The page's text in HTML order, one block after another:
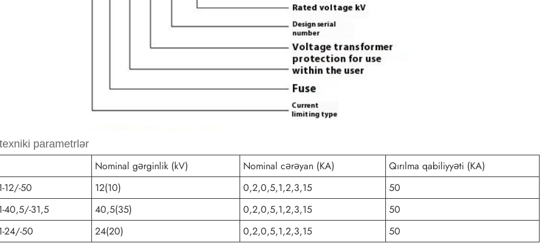
parametrlər
Nominal gərginlik (kV) Nominal cərəyan (KA)
Qırılma qabiliyyəti (KA)
12/-50
12(10) 0,2,0,5,1,2,3,15
50
40,5/-31,5
40,5(35) 0,2,0,5,1,2,3,15
50
24/-50
24(20) 0,2,0,5,1,2,3,15 50